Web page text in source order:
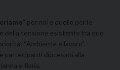
per noi e quello per le
della tensione esistente tra due
“Ambiente e lavoro”.
partecipanti diocesani alla
e Ilaria.